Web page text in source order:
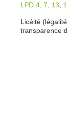
LPD 4, 7, 13
Licéité
transparence